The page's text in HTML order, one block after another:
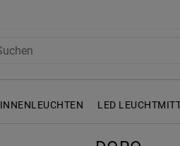
INNENLEUCHTEN LED